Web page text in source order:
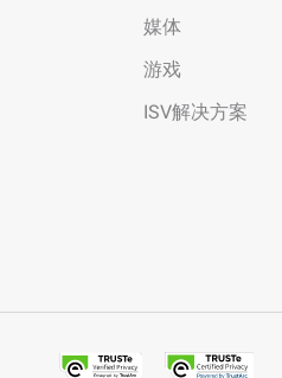
媒体
游戏
ISV解决方案